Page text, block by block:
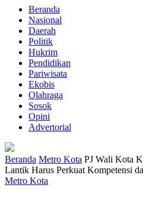
Beranda
Nasional
Daerah
Politik
Hukrim
Pendidikan
Pariwisata
Ekobis
Olahraga
Sosok
Opini
Advertorial
Beranda Metro Kota PJ Wali Kota
Lantik Harus Perkuat Kompetensi
Metro Kota